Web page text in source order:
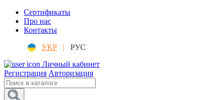
Сертификаты
Про нас
Контакты
УКР |
РУС
Личный кабинет
Регистрация Авторизация